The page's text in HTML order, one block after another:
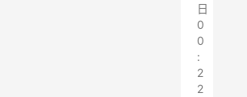
日
0
0
:
2
2